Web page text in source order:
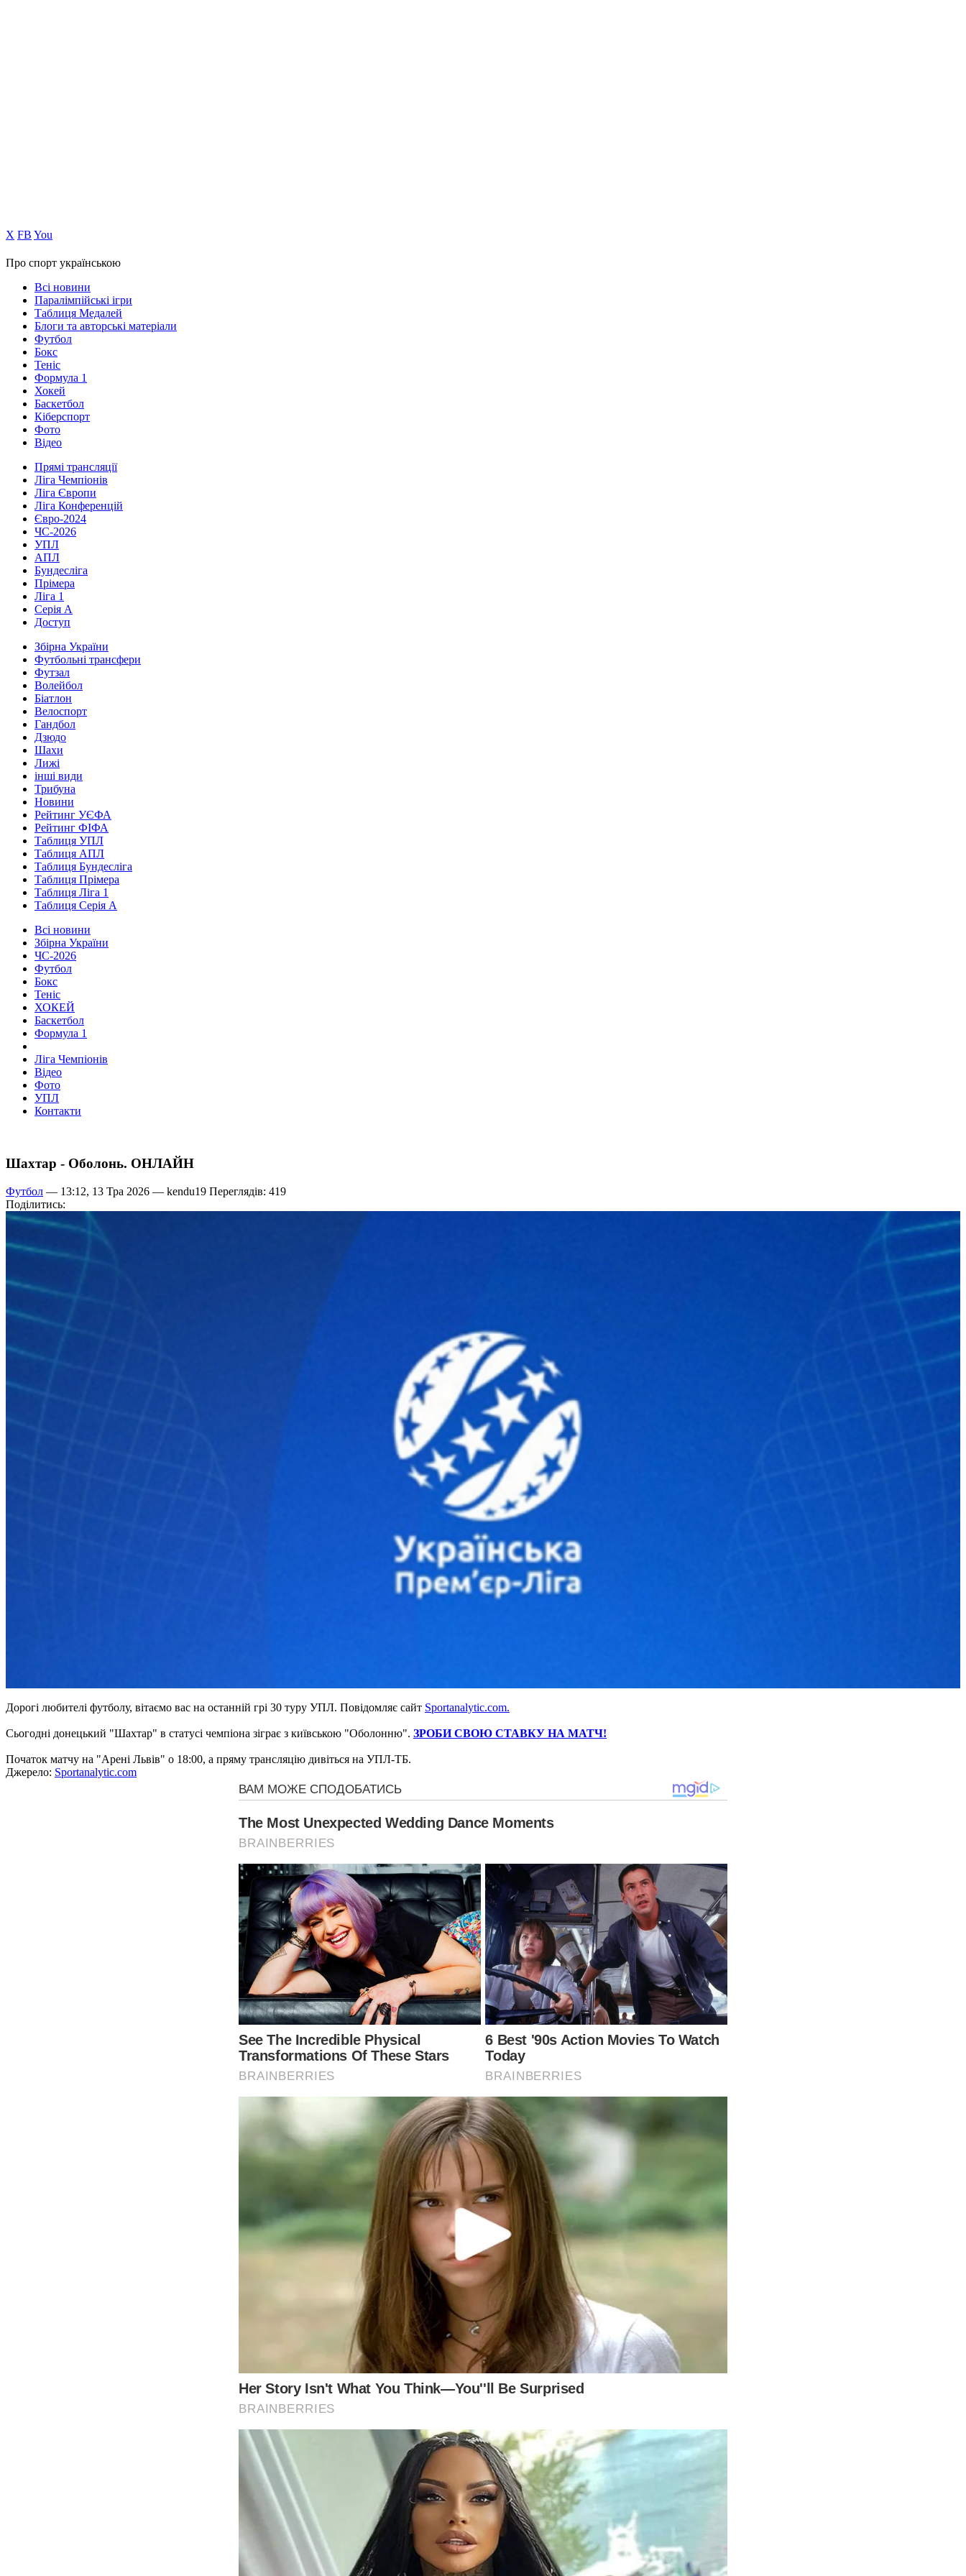
Х FB You
Про спорт українською
Всі новини
Паралімпійські ігри
Таблиця Медалей
Блоги та авторські матеріали
Футбол
Бокс
Теніс
Формула 1
Хокей
Баскетбол
Кіберспорт
Фото
Відео
Прямі трансляції
Ліга Чемпіонів
Ліга Європи
Ліга Конференцій
Євро-2024
ЧС-2026
УПЛ
АПЛ
Бундесліга
Прімера
Ліга 1
Серія А
Доступ
Збірна України
Футбольні трансфери
Футзал
Волейбол
Біатлон
Велоспорт
Гандбол
Дзюдо
Шахи
Лижі
інші види
Трибуна
Новини
Рейтинг УЄФА
Рейтинг ФІФА
Таблиця УПЛ
Таблиця АПЛ
Таблиця Бундесліга
Таблиця Прімера
Таблиця Ліга 1
Таблиця Серія А
Всі новини
Збірна України
ЧС-2026
Футбол
Бокс
Теніс
ХОКЕЙ
Баскетбол
Формула 1
Ліга Чемпіонів
Відео
Фото
УПЛ
Контакти
Шахтар - Оболонь. ОНЛАЙН
Футбол — 13:12, 13 Тра 2026 — kendu19 Переглядів: 419
Поділитись:
Дорогі любителі футболу, вітаємо вас на останній грі 30 туру УПЛ. Повідомляє сайт Sportanalytic.com.
Сьогодні донецький "Шахтар" в статусі чемпіона зіграє з київською "Оболонню". ЗРОБИ СВОЮ СТАВКУ НА МАТЧ!
Початок матчу на "Арені Львів" о 18:00, а пряму трансляцію дивіться на УПЛ-ТБ.
Джерело: Sportanalytic.com